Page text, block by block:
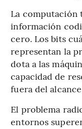
La computación
información
cero. Los bits
representan la
dota a las
capacidad de
fuera del
El problema
entornos